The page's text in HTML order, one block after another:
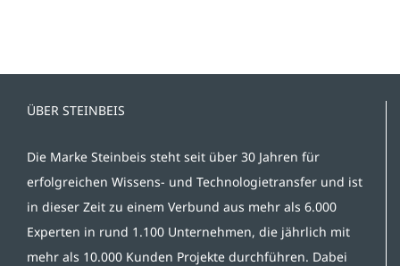
ÜBER STEINBEIS
Die Marke Steinbeis steht seit über 30 Jahren für
erfolgreichen Wissens- und Technologietransfer und ist
in dieser Zeit zu einem Verbund aus mehr als 6.000
Experten in rund 1.100 Unternehmen, die jährlich mit
mehr als 10.000 Kunden Projekte durchführen. Dabei